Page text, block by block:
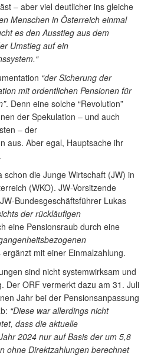
– aber viel deutlicher ins gleiche
Menschen in Österreich einmal
es den Ausstieg aus dem
Umstieg auf ein
“der Sicherung der
mit ordentlichen Pensionen für
. Denn eine solche “Revolution”
der Spekulation – und auch
– der
aus. Aber egal, Hauptsache ihr
schon die Junge Wirtschaft (JW) in
(WKO). JW-Vorsitzende
Bundesgeschäftsführer Lukas
der rückläufigen
eine Pensionsraub durch eine
mit einer Einmalzahlung.
sind nicht systemwirksam und
Der ORF vermerkt dazu am 31. Juli
Jahr bei der Pensionsanpassung
“Diese war allerdings nicht
dass die aktuelle
2024 nur auf Basis der um 5,8
ohne Direktzahlungen berechnet